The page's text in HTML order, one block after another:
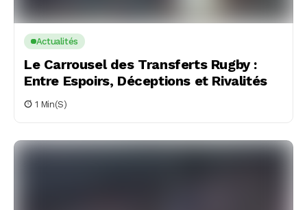
Actualités
Le Carrousel des Transferts Rugby :
Entre Espoirs, Déceptions et Rivalités
1 Min(s)